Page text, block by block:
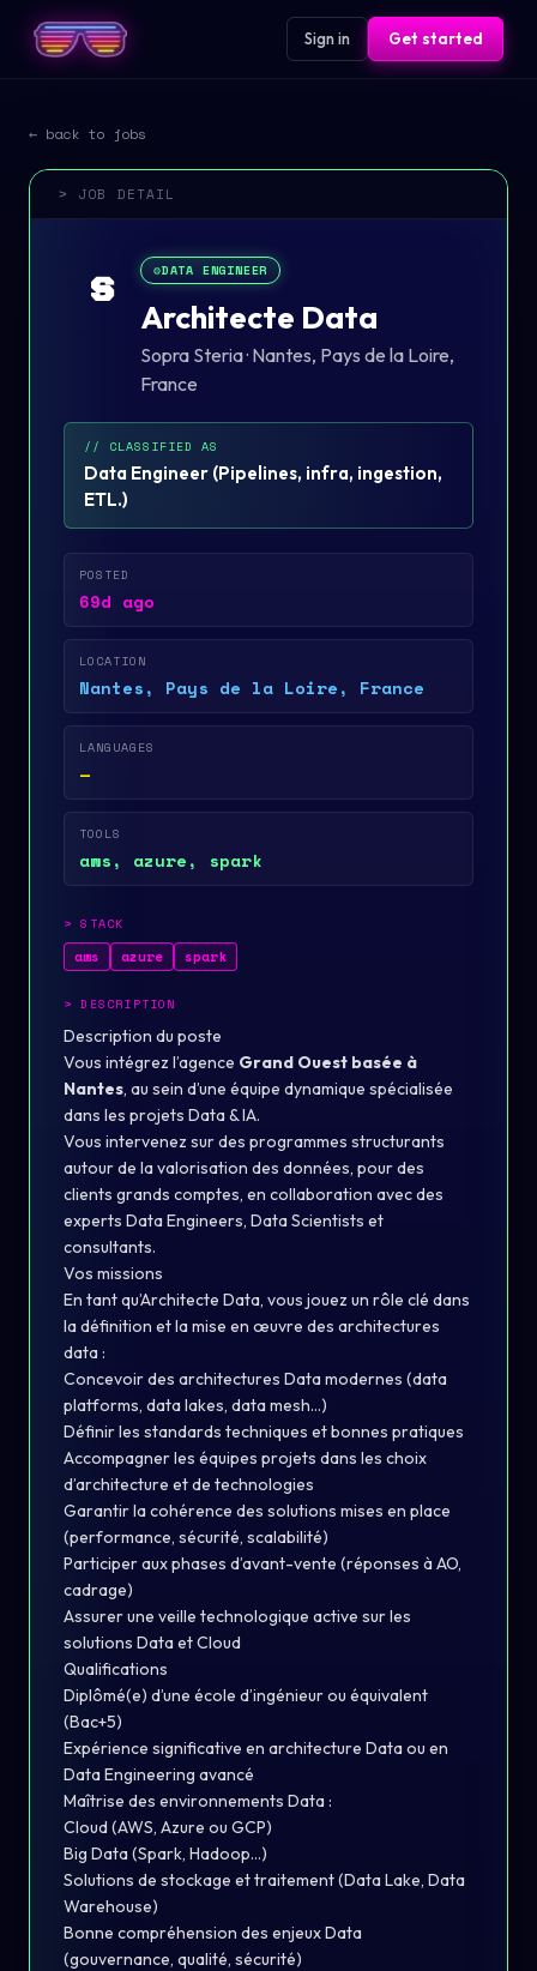
Sign in Get started
← back to jobs
> JOB DETAIL
S ⚙️DATA ENGINEER
Architecte Data
Sopra Steria· Nantes, Pays de la Loire,
France
// CLASSIFIED AS
Data Engineer (Pipelines, infra, ingestion,
ETL.)
POSTED
69d ago
LOCATION
Nantes, Pays de la Loire, France
LANGUAGES
—
TOOLS
aws, azure, spark
>STACK
aws azure spark
>DESCRIPTION
Description du poste
Vous intégrez l’agence Grand Ouest basée à
Nantes, au sein d’une équipe dynamique spécialisée
dans les projets Data & IA.
Vous intervenez sur des programmes structurants
autour de la valorisation des données, pour des
clients grands comptes, en collaboration avec des
experts Data Engineers, Data Scientists et
consultants.
Vos missions
En tant qu’Architecte Data, vous jouez un rôle clé dans
la définition et la mise en œuvre des architectures
data :
Concevoir des architectures Data modernes (data
platforms, data lakes, data mesh…)
Définir les standards techniques et bonnes pratiques
Accompagner les équipes projets dans les choix
d’architecture et de technologies
Garantir la cohérence des solutions mises en place
(performance, sécurité, scalabilité)
Participer aux phases d’avant-vente (réponses à AO,
cadrage)
Assurer une veille technologique active sur les
solutions Data et Cloud
Qualifications
Diplômé(e) d’une école d’ingénieur ou équivalent
(Bac+5)
Expérience significative en architecture Data ou en
Data Engineering avancé
Maîtrise des environnements Data :
Cloud (AWS, Azure ou GCP)
Big Data (Spark, Hadoop…)
Solutions de stockage et traitement (Data Lake, Data
Warehouse)
Bonne compréhension des enjeux Data
(gouvernance, qualité, sécurité)